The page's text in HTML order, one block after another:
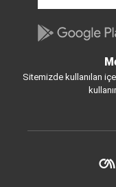
Sitemizde kullanılan